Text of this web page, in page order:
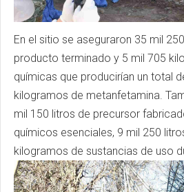
En el sitio se aseguraron 35 mil
producto terminado y 5 mil 705
químicas que producirían un total
kilogramos de metanfetamina.
mil 150 litros de precursor
químicos esenciales, 9 mil 250
kilogramos de sustancias de uso